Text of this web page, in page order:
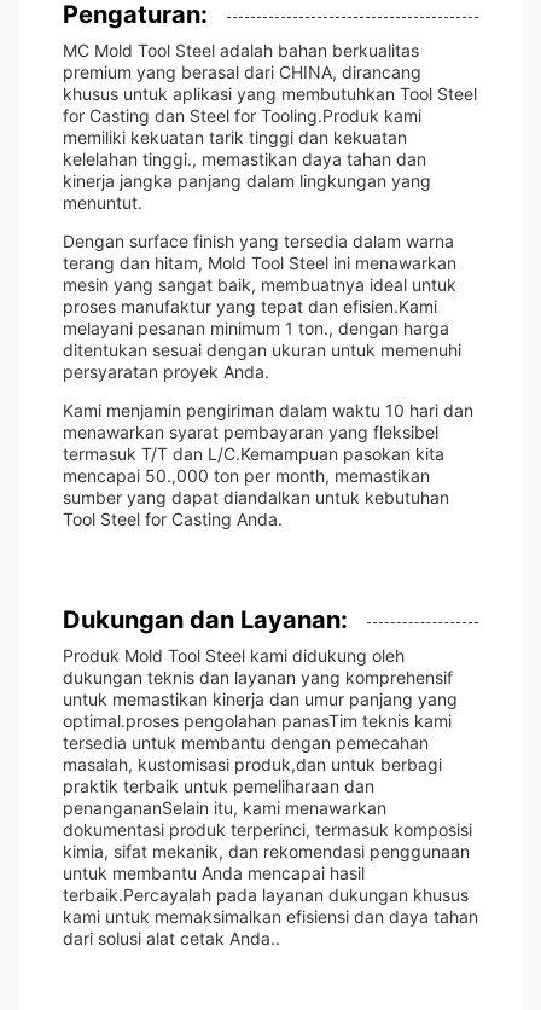
Pengaturan:
MC Mold Tool Steel adalah bahan berkualitas
premium yang berasal dari CHINA, dirancang
khusus untuk aplikasi yang membutuhkan Tool Steel
for Casting dan Steel for Tooling.Produk kami
memiliki kekuatan tarik tinggi dan kekuatan
kelelahan tinggi., memastikan daya tahan dan
kinerja jangka panjang dalam lingkungan yang
menuntut.
Dengan surface finish yang tersedia dalam warna
terang dan hitam, Mold Tool Steel ini menawarkan
mesin yang sangat baik, membuatnya ideal untuk
proses manufaktur yang tepat dan efisien.Kami
melayani pesanan minimum 1 ton., dengan harga
ditentukan sesuai dengan ukuran untuk memenuhi
persyaratan proyek Anda.
Kami menjamin pengiriman dalam waktu 10 hari dan
menawarkan syarat pembayaran yang fleksibel
termasuk T/T dan L/C.Kemampuan pasokan kita
mencapai 50.,000 ton per month, memastikan
sumber yang dapat diandalkan untuk kebutuhan
Tool Steel for Casting Anda.
Dukungan dan Layanan:
Produk Mold Tool Steel kami didukung oleh
dukungan teknis dan layanan yang komprehensif
untuk memastikan kinerja dan umur panjang yang
optimal.proses pengolahan panasTim teknis kami
tersedia untuk membantu dengan pemecahan
masalah, kustomisasi produk,dan untuk berbagi
praktik terbaik untuk pemeliharaan dan
penangananSelain itu, kami menawarkan
dokumentasi produk terperinci, termasuk komposisi
kimia, sifat mekanik, dan rekomendasi penggunaan
untuk membantu Anda mencapai hasil
terbaik.Percayalah pada layanan dukungan khusus
kami untuk memaksimalkan efisiensi dan daya tahan
dari solusi alat cetak Anda..